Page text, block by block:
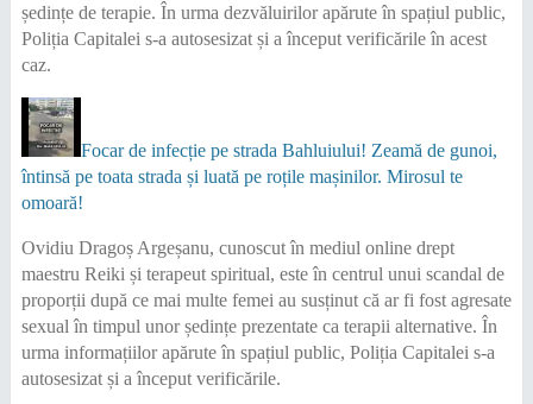
ședințe de terapie. În urma dezvăluirilor apărute în spațiul public,
Poliția Capitalei s-a autosesizat și a început verificările în acest
caz.
Focar de infecție pe strada Bahluiului! Zeamă de gunoi,
întinsă pe toata strada și luată pe roțile mașinilor. Mirosul te
omoară!
Ovidiu Dragoș Argeșanu, cunoscut în mediul online drept
maestru Reiki și terapeut spiritual, este în centrul unui scandal de
proporții după ce mai multe femei au susținut că ar fi fost agresate
sexual în timpul unor ședințe prezentate ca terapii alternative. În
urma informațiilor apărute în spațiul public, Poliția Capitalei s-a
autosesizat și a început verificările.